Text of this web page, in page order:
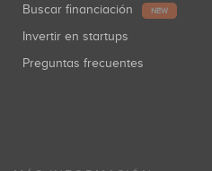
Buscar financiación NEW
Invertir en startups
Preguntas frecuentes